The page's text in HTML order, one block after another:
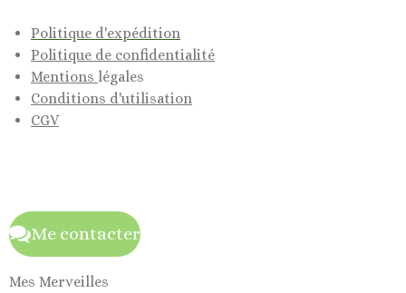
Politique d'expédition
Politique de confidentialité
Mentions légales
Conditions d'utilisation
CGV
Me contacter
Mes Merveilles